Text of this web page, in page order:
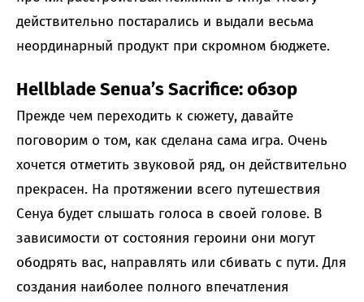
действительно постарались и выдали весьма
неординарный продукт при скромном бюджете.
Hellblade Senua’s Sacrifice: обзор
Прежде чем переходить к сюжету, давайте
поговорим о том, как сделана сама игра. Очень
хочется отметить звуковой ряд, он действительно
прекрасен. На протяжении всего путешествия
Сенуа будет слышать голоса в своей голове. В
зависимости от состояния героини они могут
ободрять вас, направлять или сбивать с пути. Для
создания наиболее полного впечатления